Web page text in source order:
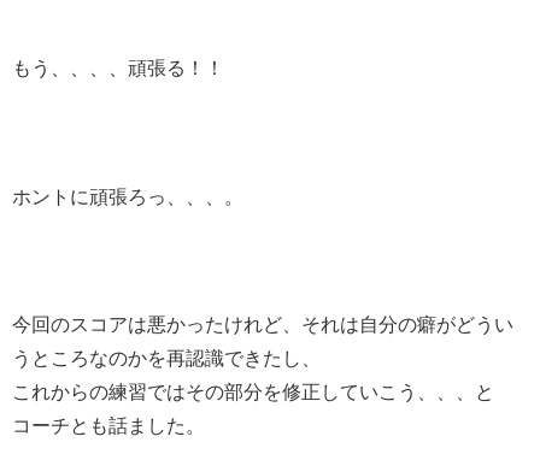
もう、、、、頑張る！！
ホントに頑張ろっ、、、。
今回のスコアは悪かったけれど、それは自分の癖がどうい
うところなのかを再認識できたし、
これからの練習ではその部分を修正していこう、、、と
コーチとも話ました。